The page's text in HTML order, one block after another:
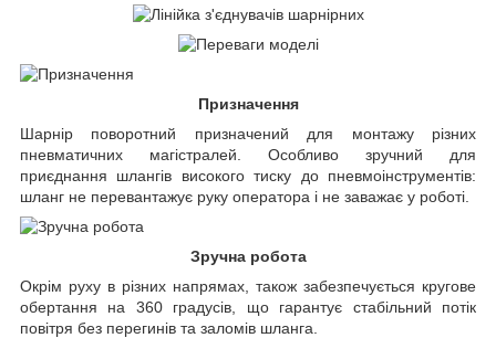
Призначення
Шарнір поворотний призначений для монтажу різних
пневматичних магістралей. Особливо зручний для
приєднання шлангів високого тиску до пневмоінструментів:
шланг не перевантажує руку оператора і не заважає у роботі.
Зручна робота
Окрім руху в різних напрямах, також забезпечується кругове
обертання на 360 градусів, що гарантує стабільний потік
повітря без перегинів та заломів шланга.